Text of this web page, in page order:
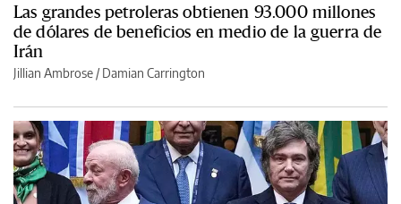
Las grandes petroleras obtienen 93.000 millones
de dólares de beneficios en medio de la guerra de
Irán
Jillian Ambrose / Damian Carrington